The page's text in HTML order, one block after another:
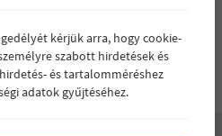
kérjük arra, hogy cookie-
szabott hirdetések és
és tartalomméréshez
adatok gyűjtéséhez.